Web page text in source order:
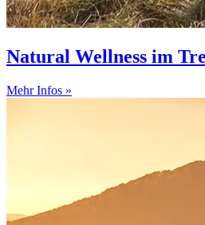
Natural Wellness im
Mehr Infos »